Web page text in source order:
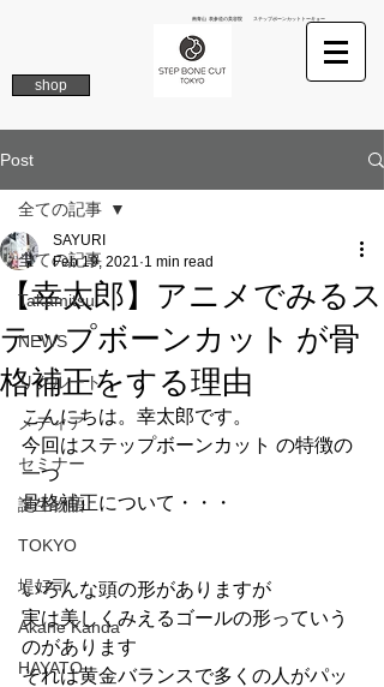
南青山 表参道の美容院 ステップボーンカットトーキョー
shop
Post
全ての記事
Takamitsu
NEWS
リクルート
メディア
セミナー
誕生物語
TOKYO
堤好司
Akane Kanda
HAYATO
全ての記事
【幸太郎】アニメでみるス
テップボーンカット が骨
格補正をする理由
SAYURI
Feb 19, 2021 1 min read
こんにちは。幸太郎です。
今回はステップボーンカット の特徴の
一つ
骨格補正について・・・
いろんな頭の形がありますが
実は美しくみえるゴールの形っていう
のがあります
それは黄金バランスで多くの人がパッ